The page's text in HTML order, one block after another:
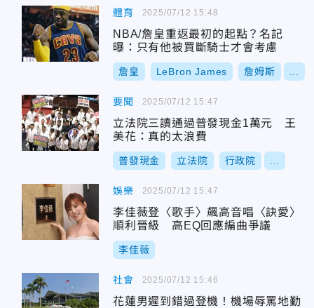
體育
NBA/詹皇重返最初的起點？名記
曝：只有他被買斷騎士才會考慮
詹皇 LeBron James 詹姆斯
2025/07/12 15:48
要聞
立法院三讀通過普發現金1萬元 王
美花：真的太浪費
普發現金 立法院 行政院
2025/07/12 15:47
娛樂
李佳薇登〈歌手〉飆高音唱〈訣愛〉
順利晉級 高EQ回應編曲爭議
李佳薇
2025/07/12 15:47
社會
花蓮男遲到錯過登機！機場辱罵地勤
2025/07/12 15:46